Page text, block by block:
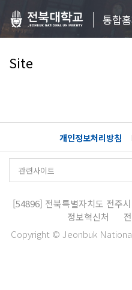
통합
Site
개인정보처리방침
[54896] 전북특별자치도 전주
정보혁신처
Copyright © Jeonbuk